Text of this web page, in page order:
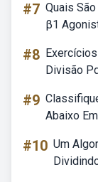
#7 Quais
β1
#8
Divisão
#9
Abaixo
#10 Um